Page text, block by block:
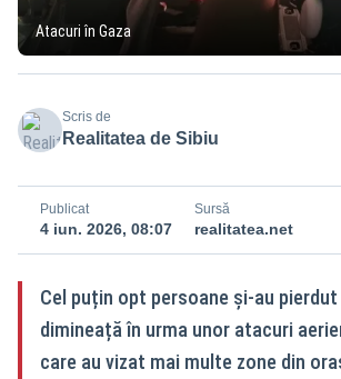
Atacuri în Gaza
Scris de
Realitatea de Sibiu
Publicat
4 iun. 2026, 08:07
Sursă
realitatea.net
Cel puțin opt persoane și-au
dimineață în urma unor atacuri
care au vizat mai multe zone din